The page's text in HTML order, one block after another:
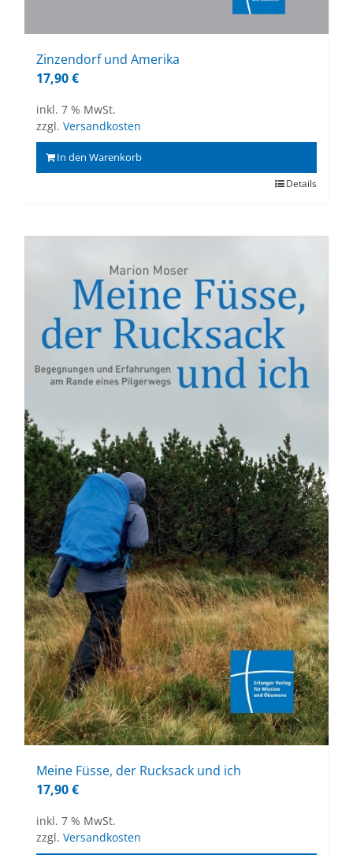
Zin­zen­dorf und Ame­ri­ka
17,90€
inkl. 7 % MwSt.
zzgl. Versandkosten
In den Warenkorb
Details
Mei­ne Füs­se, der Ruck­sack und ich
17,90€
inkl. 7 % MwSt.
zzgl. Versandkosten